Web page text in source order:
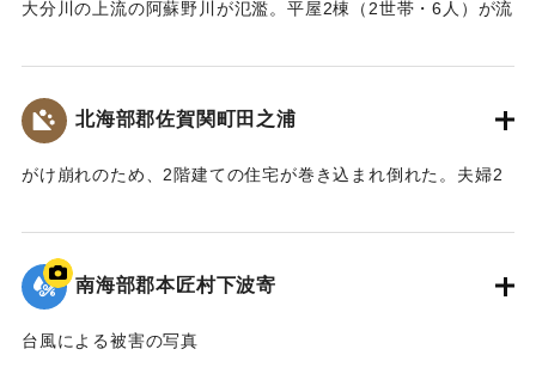
大分川の上流の阿蘇野川が氾濫。平屋2棟（2世帯・6人）が流
60代の男性が大分市春日浦で遺体となって発見された。
【出典：大分合同新聞 1957年9月8日朝刊3面】
｜固有コード: 00635021
北海部郡佐賀関町田之浦
がけ崩れのため、2階建ての住宅が巻き込まれ倒れた。夫婦2
｜固有コード:
南海部郡本匠村下波寄
台風による被害の写真